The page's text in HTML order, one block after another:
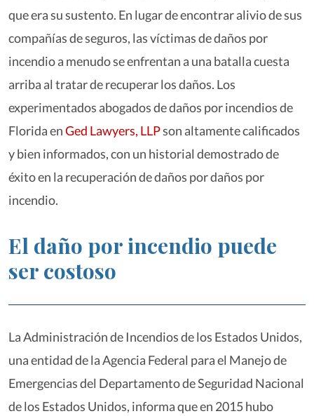
que era su sustento. En lugar de encontrar alivio de sus
compañías de seguros, las víctimas de daños por
incendio a menudo se enfrentan a una batalla cuesta
arriba al tratar de recuperar los daños. Los
experimentados abogados de daños por incendios de
Florida enGed Lawyers, LLPson altamente calificados
y bien informados, con un historial demostrado de
éxito en la recuperación de daños por daños por
incendio.
El daño por incendio puede
ser costoso
La Administración de Incendios de los Estados Unidos,
una entidad de la Agencia Federal para el Manejo de
Emergencias del Departamento de Seguridad Nacional
de los Estados Unidos, informa que en 2015 hubo